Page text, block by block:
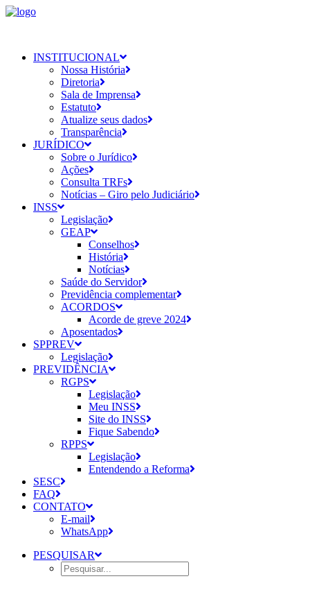
INSTITUCIONAL
Nossa História
Diretoria
Sala de Imprensa
Estatuto
Atualize seus dados
Transparência
JURÍDICO
Sobre o Jurídico
Ações
Consulta TRFs
Notícias – Giro pelo Judiciário
INSS
Legislação
GEAP
Conselhos
História
Notícias
Saúde do Servidor
Previdência complementar
ACORDOS
Acorde de greve 2024
Aposentados
SPPREV
Legislação
PREVIDÊNCIA
RGPS
Legislação
Meu INSS
Site do INSS
Fique Sabendo
RPPS
Legislação
Entendendo a Reforma
SESC
FAQ
CONTATO
E-mail
WhatsApp
PESQUISAR